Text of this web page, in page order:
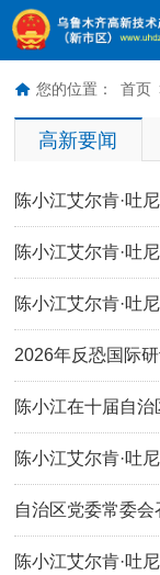
您的位置： 首页
高新要闻
陈小江艾尔肯·吐
走访调研
陈小江艾尔肯·吐
陈小江艾尔肯·吐
2026年反恐国际
陈小江在十届自
第十轮巡视动员部
推动力 为建设社
陈小江艾尔肯·吐
研讨会中外嘉宾
自治区党委常委会
陈小江艾尔肯·吐